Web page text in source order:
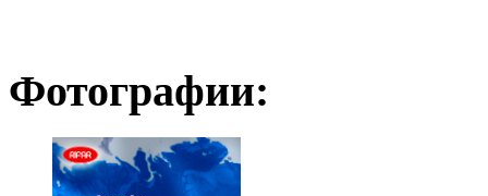
Фотографии: